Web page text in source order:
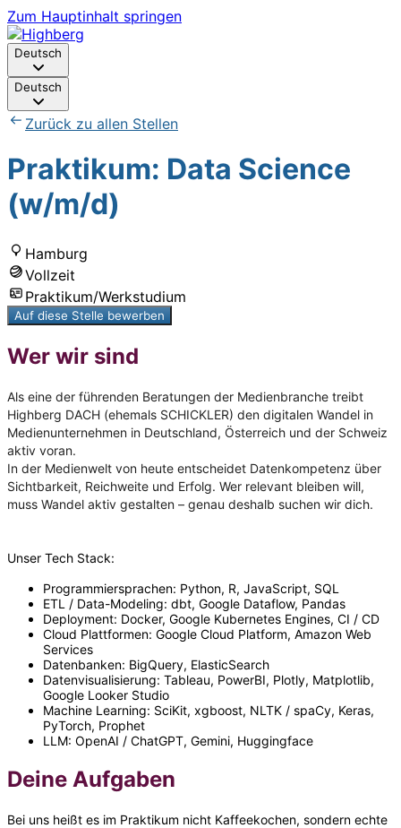
Zum Hauptinhalt springen
Deutsch
Deutsch
Zurück zu allen Stellen
Praktikum: Data Science
(w/m/d)
Hamburg
Vollzeit
Praktikum/Werkstudium
Auf diese Stelle bewerben
Wer wir sind
Als eine der führenden Beratungen der Medienbranche treibt
Highberg DACH (ehemals SCHICKLER) den digitalen Wandel in
Medienunternehmen in Deutschland, Österreich und der Schweiz
aktiv voran.
In der Medienwelt von heute entscheidet Datenkompetenz über
Sichtbarkeit, Reichweite und Erfolg. Wer relevant bleiben will,
muss Wandel aktiv gestalten – genau deshalb suchen wir dich.
Unser Tech Stack:
Programmiersprachen: Python, R, JavaScript, SQL
ETL / Data-Modeling: dbt, Google Dataflow, Pandas
Deployment: Docker, Google Kubernetes Engines, CI / CD
Cloud Plattformen: Google Cloud Platform, Amazon Web
Services
Datenbanken: BigQuery, ElasticSearch
Datenvisualisierung: Tableau, PowerBI, Plotly, Matplotlib,
Google Looker Studio
Machine Learning: SciKit, xgboost, NLTK / spaCy, Keras,
PyTorch, Prophet
LLM: OpenAI / ChatGPT, Gemini, Huggingface
Deine Aufgaben
Bei uns heißt es im Praktikum nicht Kaffeekochen, sondern echte